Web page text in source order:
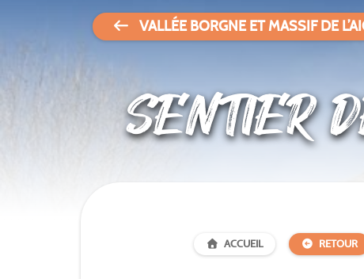
VALLÉE BORGNE ET MASSIF DE
SENTIER
ACCUEIL RETOUR